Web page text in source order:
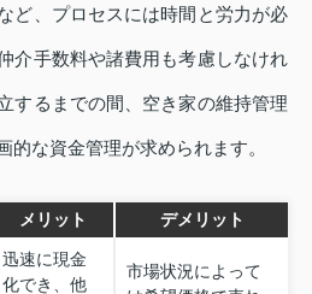
ど、プロセスには時間と労力が必
介手数料や諸費用も考慮しなけれ
するまでの間、空き家の維持管理
的な資金管理が求められます。
メリット デメリット
迅速に現金
化でき、他
市場状況によって